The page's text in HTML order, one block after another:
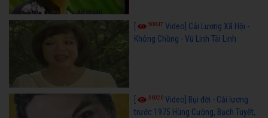
50847 Video] Cải Lương Xã Hội -
Không Chồng - Vũ Linh Tài Linh
36026 Video] Bụi đời - Cải lương
trước 1975 Hùng Cường, Bạch Tuyết,